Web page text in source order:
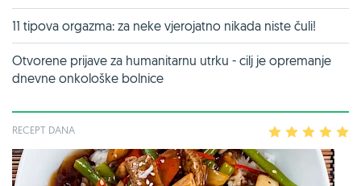
11 tipova orgazma: za neke vjerojatno nikada niste čuli!
Otvorene prijave za humanitarnu utrku - cilj je opremanje
dnevne onkološke bolnice
RECEPT DANA 2 3 4